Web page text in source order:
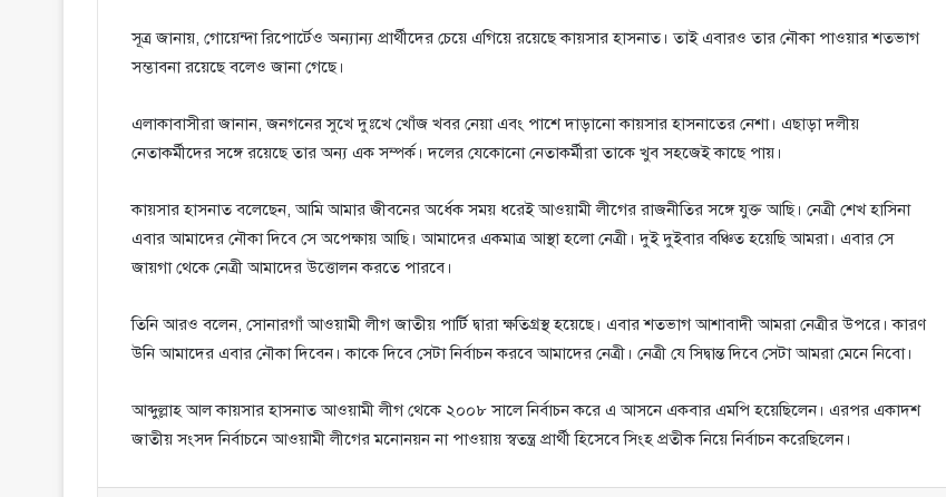
সূত্র জানায়, গোয়েন্দা রিপোর্টেও অন্যান্য প্রার্থীদের চেয়ে এগিয়ে রয়েছে কায়সার হাসনাত। তাই এবারও তার নৌকা পাওয়ার শতভাগ
সম্ভাবনা রয়েছে বলেও জানা গেছে।
এলাকাবাসীরা জানান, জনগনের সুখে দুঃখে খোঁজ খবর নেয়া এবং পাশে দাড়ানো কায়সার হাসনাতের নেশা। এছাড়া দলীয়
নেতাকর্মীদের সঙ্গে রয়েছে তার অন্য এক সম্পর্ক। দলের যেকোনো নেতাকর্মীরা তাকে খুব সহজেই কাছে পায়।
কায়সার হাসনাত বলেছেন, আমি আমার জীবনের অর্ধেক সময় ধরেই আওয়ামী লীগের রাজনীতির সঙ্গে যুক্ত আছি। নেত্রী শেখ হাসিনা
এবার আমাদের নৌকা দিবে সে অপেক্ষায় আছি। আমাদের একমাত্র আস্থা হলো নেত্রী। দুই দুইবার বঞ্চিত হয়েছি আমরা। এবার সে
জায়গা থেকে নেত্রী আমাদের উত্তোলন করতে পারবে।
তিনি আরও বলেন, সোনারগাঁ আওয়ামী লীগ জাতীয় পার্টি দ্বারা ক্ষতিগ্রস্থ হয়েছে। এবার শতভাগ আশাবাদী আমরা নেত্রীর উপরে। কারণ
উনি আমাদের এবার নৌকা দিবেন। কাকে দিবে সেটা নির্বাচন করবে আমাদের নেত্রী। নেত্রী যে সিদ্বান্ত দিবে সেটা আমরা মেনে নিবো।
আব্দুল্লাহ আল কায়সার হাসনাত আওয়ামী লীগ থেকে ২০০৮ সালে নির্বাচন করে এ আসনে একবার এমপি হয়েছিলেন। এরপর একাদশ
জাতীয় সংসদ নির্বাচনে আওয়ামী লীগের মনোনয়ন না পাওয়ায় স্বতন্ত্র প্রার্থী হিসেবে সিংহ প্রতীক নিয়ে নির্বাচন করেছিলেন।